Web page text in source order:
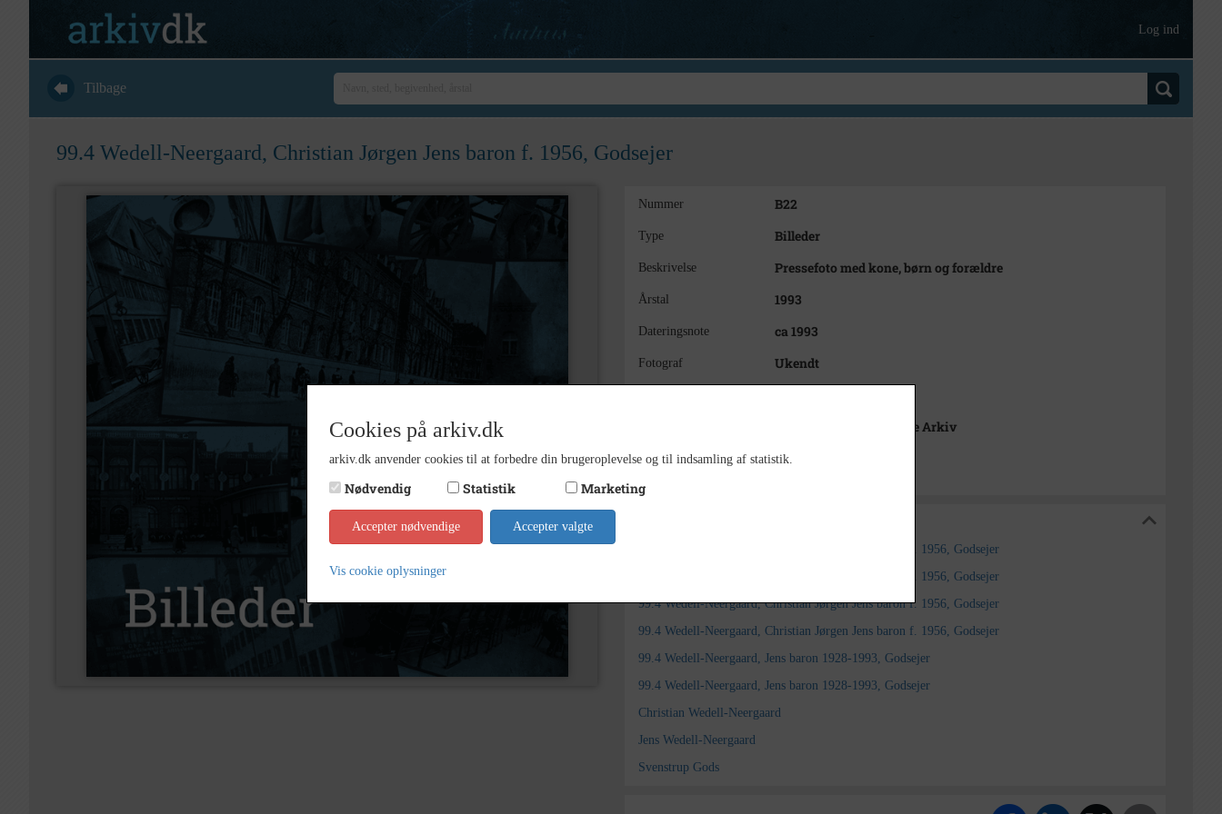
Log ind
Tilbage
99.4 Wedell-Neergaard, Christian Jørgen Jens baron f. 1956, Godsejer
Nummer B22
Type Billeder
Beskrivelse Pressefoto med kone, børn og forældre
Årstal 1993
Dateringsnote ca 1993
Fotograf Ukendt
Skovbo Lokalhistoriske Arkiv
Kontakt arkivet
99.4 Wedell-Neergaard, Christian Jørgen Jens baron f. 1956, Godsejer
99.4 Wedell-Neergaard, Christian Jørgen Jens baron f. 1956, Godsejer
99.4 Wedell-Neergaard, Christian Jørgen Jens baron f. 1956, Godsejer
99.4 Wedell-Neergaard, Christian Jørgen Jens baron f. 1956, Godsejer
99.4 Wedell-Neergaard, Jens baron 1928-1993, Godsejer
99.4 Wedell-Neergaard, Jens baron 1928-1993, Godsejer
Christian Wedell-Neergaard
Jens Wedell-Neergaard
Svenstrup Gods
Cookies på arkiv.dk
arkiv.dk anvender cookies til at forbedre din brugeroplevelse og til indsamling af statistik.
Nødvendig Statistik Marketing
Accepter nødvendige Accepter valgte
Vis cookie oplysninger